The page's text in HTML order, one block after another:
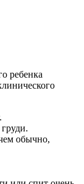
ребенка
обычно,